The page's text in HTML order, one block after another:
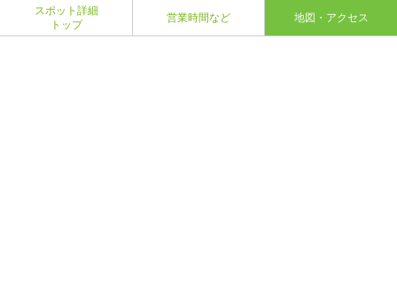
スポット詳細
トップ
営業時間など 地図・アクセス